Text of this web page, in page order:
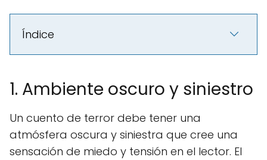
Índice
1. Ambiente oscuro y siniestro
Un cuento de terror debe tener una
atmósfera oscura y siniestra que cree una
sensación de miedo y tensión en el lector. El